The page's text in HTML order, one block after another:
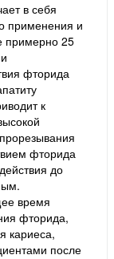
в себя
применения и
примерно 25
фторида
к
фторида
до
время
фторида,
кариеса,
после